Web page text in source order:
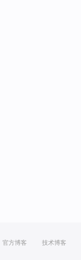
官方博客 技术博客